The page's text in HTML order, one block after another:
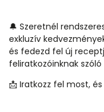
🔔 Szeretnél
exkluzív
és fedezd fel új
feliratkozóinknak
📩 Iratkozz fel most,